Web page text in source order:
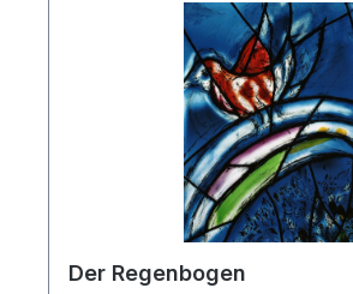
Der Regenbogen